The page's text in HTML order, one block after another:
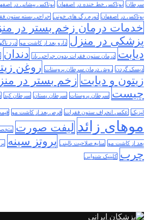
سرطان بوتاکس خط خنده در اصفهان بوتاکس پیشانی در
بوتاکس در اصفهان تورم رگ های خونی جراحی بسته ستون
خدمات درمان زخم بستر در
پزشکی در منزل دارو بعد از کاشت مو درد
دیابت درمان ستون فقرات بدون جراحی باز دندان
دیسک گردن روش درمان سرطان پروستات روغن
زیتون و دیابت زخم بستر در
چیست سرطان پروستات سرطان پستان سرطان کبد
لیزیک عکس انحراف ستون فقرات قرص بعد از کاشت مو
موهای زائد لیفت صورت
بعد از کاشت مو منابع صلاحیت بالینی پروتز سینه
چرب کلینیک شنوایی